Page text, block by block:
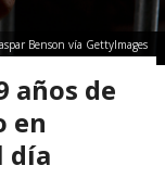
Benson vía GettyImages
años de
en
día